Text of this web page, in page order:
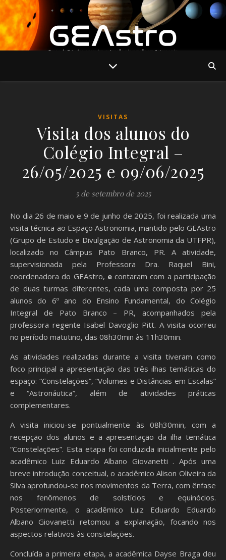
VISITAS
Visita dos alunos do
Colégio Integral –
26/05/2025 e 09/06/2025
5 de setembro de 2025
No dia 26 de maio e 9 de junho de 2025, foi realizada uma
visita técnica ao Espaço Astronomia, mantido pelo GEAstro
(Grupo de Estudo e Divulgação de Astronomia da UTFPR),
localizado no Câmpus Pato Branco, PR. A atividade,
supervisionada pela Professora Dra. Raquel Bini,
coordenadora do GEAstro, econtaram com a participação
de duas turmas diferentes, cada uma composta por 25
alunos do 6º ano do Ensino Fundamental, do Colégio
Integral de Pato Branco – PR, acompanhados pela
professora regente Isabel Davoglio Pitt. A visita ocorreu
no período matutino, das 08h30min às 11h30min.
As atividades realizadas durante a visita tiveram como
foco principal a apresentação das três ilhas temáticas do
espaço: “Constelações”, “Volumes e Distâncias em Escalas”
e “Astronáutica”, além de atividades práticas
complementares.
A visita iniciou-se pontualmente às 08h30min, com a
recepção dos alunos e a apresentação da ilha temática
“Constelações”. Esta etapa foi conduzida inicialmente pelo
acadêmico Luiz Eduardo Albano Giovanetti . Após uma
breve introdução conceitual, o acadêmico Alison Oliveira da
Silva aprofundou-se nos movimentos da Terra, com ênfase
nos fenômenos de solstícios e equinócios.
Posteriormente, o acadêmico Luiz Eduardo Eduardo
Albano Giovanetti retomou a explanação, focando nos
aspectos relativos às constelações.
Concluída a primeira etapa, a acadêmica Dayse Braga deu